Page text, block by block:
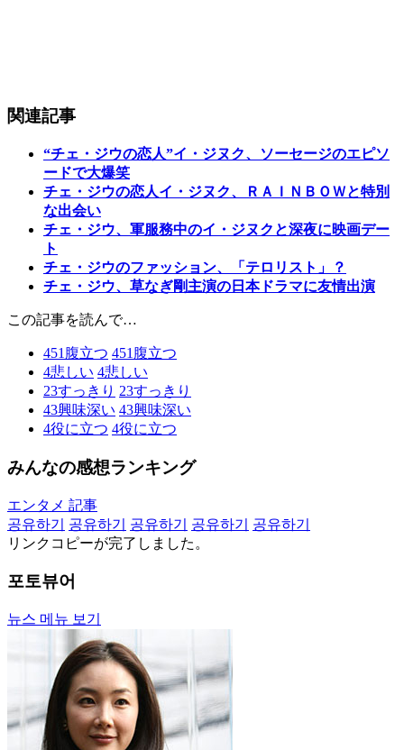
関連記事
“チェ・ジウの恋人”イ・ジヌク、ソーセージのエピソ
ードで大爆笑
チェ・ジウの恋人イ・ジヌク、ＲＡＩＮＢＯＷと特別
な出会い
チェ・ジウ、軍服務中のイ・ジヌクと深夜に映画デー
ト
チェ・ジウのファッション、「テロリスト」？
チェ・ジウ、草なぎ剛主演の日本ドラマに友情出演
この記事を読んで…
451 腹立つ 451 腹立つ
4悲しい 4悲しい
23すっきり 23すっきり
43興味深い 43興味深い
4役に立つ 4役に立つ
みんなの感想ランキング
エンタメ 記事
공유하기
공유하기 공유하기 공유하기
공유하기
リンクコピーが完了しました。
포토뷰어
뉴스 메뉴 보기